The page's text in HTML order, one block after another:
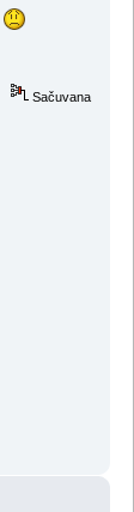
Sačuvana